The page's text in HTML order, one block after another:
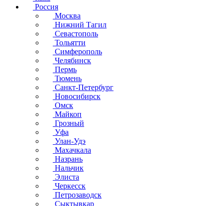
Россия
Москва
Нижний Тагил
Севастополь
Тольятти
Симферополь
Челябинск
Пермь
Тюмень
Санкт-Петербург
Новосибирск
Омск
Майкоп
Грозный
Уфа
Улан-Удэ
Махачкала
Назрань
Нальчик
Элиста
Черкесск
Петрозаводск
Сыктывкар